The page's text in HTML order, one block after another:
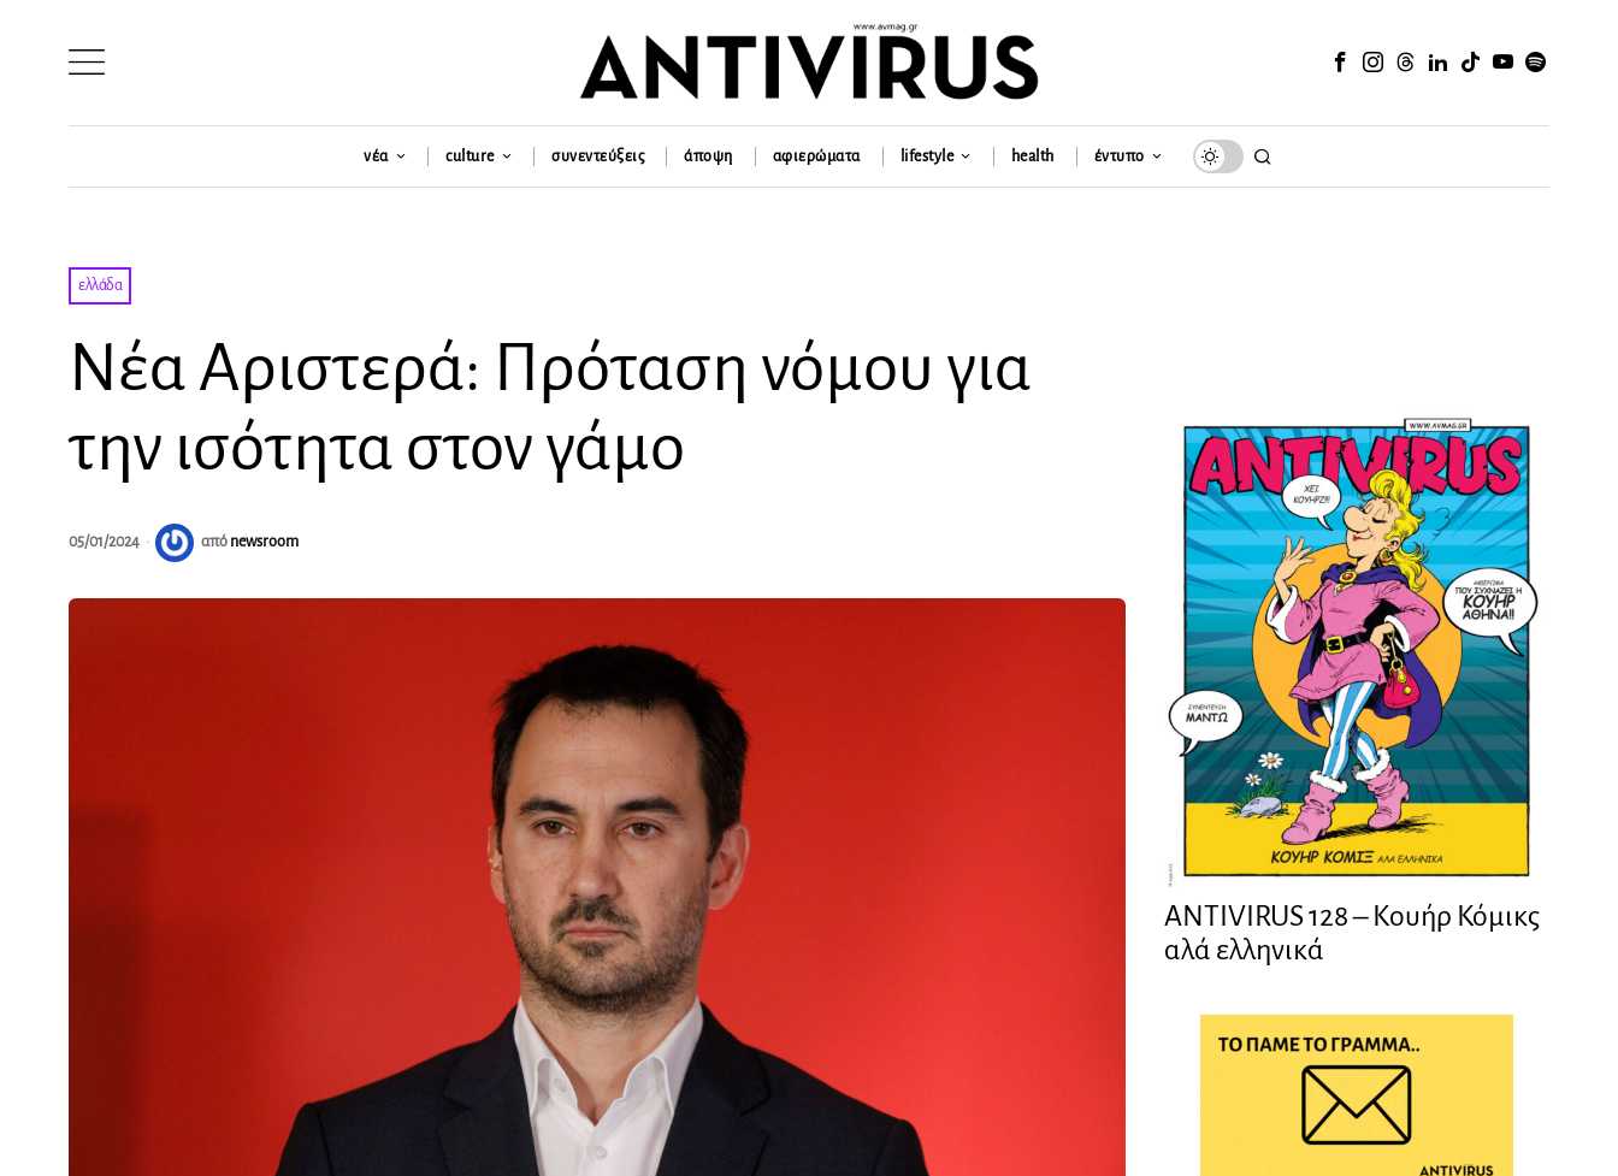
νέα culture συνεντεύξεις άποψη αφιερώματα lifestyle health έντυπο
ελλάδα
Νέα Αριστερά: Πρόταση νόμου για
την ισότητα στον γάμο
05/01/2024 από newsroom
ANTIVIRUS 128 – Kουήρ Κόμικς
αλά ελληνικά